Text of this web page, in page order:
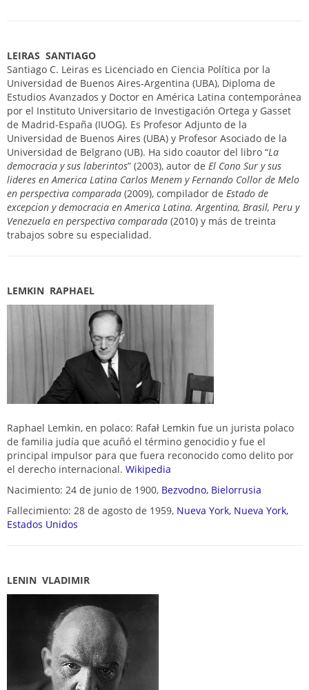
LEIRAS SANTIAGO
Santiago C. Leiras es Licenciado en Ciencia Política por la
Universidad de Buenos Aires-Argentina (UBA), Diploma de
Estudios Avanzados y Doctor en América Latina contemporánea
por el Instituto Universitario de Investigación Ortega y Gasset
de Madrid-España (IUOG). Es Profesor Adjunto de la
Universidad de Buenos Aires (UBA) y Profesor Asociado de la
Universidad de Belgrano (UB). Ha sido coautor del libro “La
democracia y sus laberintos” (2003), autor de El Cono Sur y sus
lideres en America Latina Carlos Menem y Fernando Collor de Melo
en perspectiva comparada (2009), compilador de Estado de
excepcion y democracia en America Latina. Argentina, Brasil, Peru y
Venezuela en perspectiva comparada (2010) y más de treinta
trabajos sobre su especialidad.
LEMKIN RAPHAEL
Raphael Lemkin, en polaco: Rafał Lemkin fue un jurista polaco
de familia judía que acuñó el término genocidio y fue el
principal impulsor para que fuera reconocido como delito por
el derecho internacional. Wikipedia
Nacimiento: 24 de junio de 1900, Bezvodno, Bielorrusia
Fallecimiento: 28 de agosto de 1959, Nueva York, Nueva York,
Estados Unidos
LENIN VLADIMIR